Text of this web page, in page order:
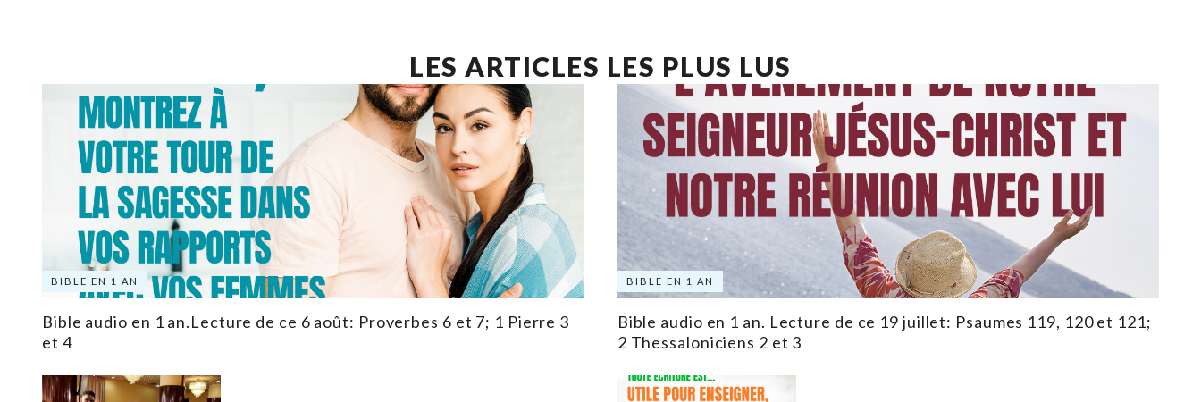
LES ARTICLES LES PLUS LUS
BIBLE EN 1 AN
Bible audio en 1 an.Lecture de ce 6 août: Proverbes 6 et 7; 1 Pierre 3
et 4
BIBLE EN 1 AN
Bible audio en 1 an. Lecture de ce 19 juillet: Psaumes 119, 120 et 121;
2 Thessaloniciens 2 et 3